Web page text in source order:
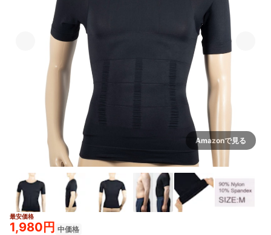
Amazonで見る
最安価格
1,980円 中価格